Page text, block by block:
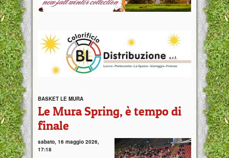
BASKET LE MURA
Le Mura Spring, è tempo di
finale
sabato, 16 maggio 2026,
17:18